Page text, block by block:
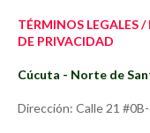
TÉRMINOS LEGALES
DE PRIVACIDAD
Cúcuta - Norte de
Dirección: Calle 21